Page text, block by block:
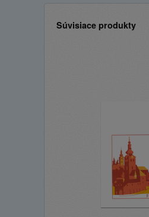
Súvisiace produkty